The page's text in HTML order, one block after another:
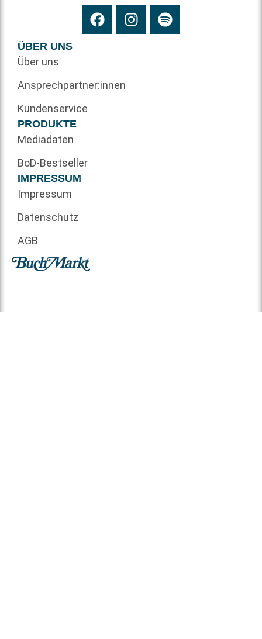
ÜBER UNS
Über uns
Ansprechpartner:innen
Kundenservice
PRODUKTE
Mediadaten
BoD-Bestseller
IMPRESSUM
Impressum
Datenschutz
AGB